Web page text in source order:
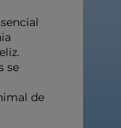
se
de